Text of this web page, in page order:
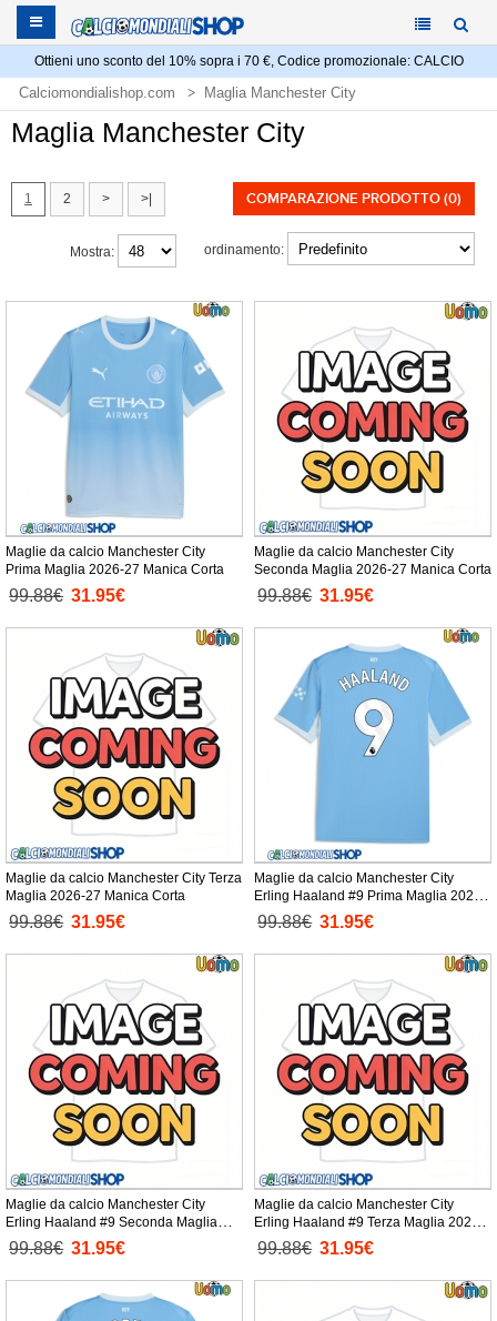
Ottieni uno sconto del 10% sopra i 70 €, Codice promozionale: CALCIO
Calciomondialishop.com Maglia Manchester City
Maglia Manchester City
1 2 > >| COMPARAZIONE PRODOTTO (0)
ordinamento:
Mostra:
Maglie da calcio Manchester City
Prima Maglia 2026-27 Manica Corta
99.88€ 31.95€
Maglie da calcio Manchester City
Seconda Maglia 2026-27 Manica Corta
99.88€ 31.95€
Maglie da calcio Manchester City Terza
Maglia 2026-27 Manica Corta
99.88€ 31.95€
Maglie da calcio Manchester City
Erling Haaland #9 Prima Maglia 2026-
27 Manica Corta
99.88€ 31.95€
Maglie da calcio Manchester City
Erling Haaland #9 Seconda Maglia
2026-27 Manica Corta
99.88€ 31.95€
Maglie da calcio Manchester City
Erling Haaland #9 Terza Maglia 2026-
27 Manica Corta
99.88€ 31.95€